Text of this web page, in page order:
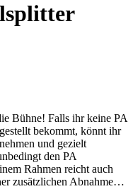
Bühne! Falls ihr keine PA
bekommt, könnt ihr
und gezielt
den PA
Rahmen reicht auch
zusätzlichen Abnahme…